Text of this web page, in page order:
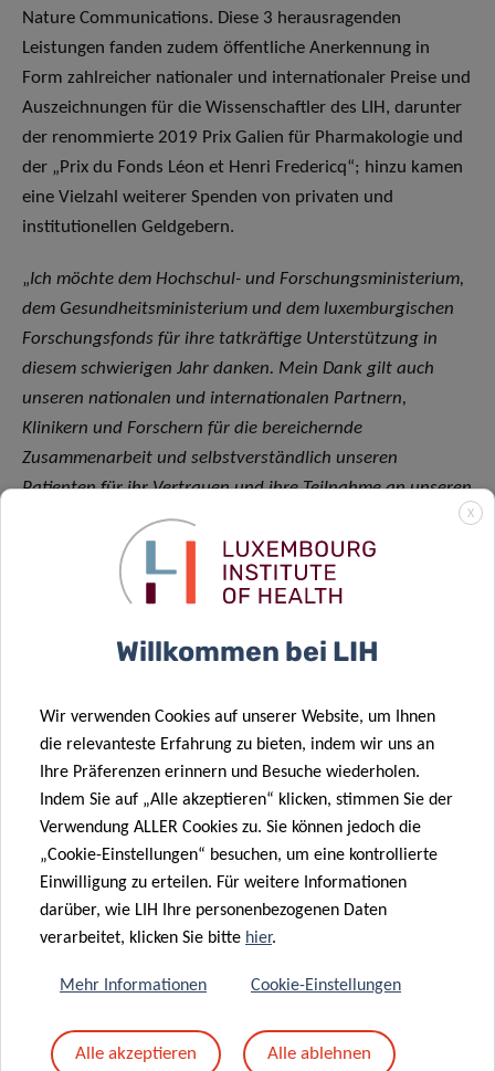
Nature Communications. Diese 3 herausragenden
Leistungen fanden zudem öffentliche Anerkennung in
Form zahlreicher nationaler und internationaler Preise und
Auszeichnungen für die Wissenschaftler des LIH, darunter
der renommierte 2019 Prix Galien für Pharmakologie und
der „Prix du Fonds Léon et Henri Fredericq“; hinzu kamen
eine Vielzahl weiterer Spenden von privaten und
institutionellen Geldgebern.
„Ich möchte dem Hochschul- und Forschungsministerium,
dem Gesundheitsministerium und dem luxemburgischen
Forschungsfonds für ihre tatkräftige Unterstützung in
diesem schwierigen Jahr danken. Mein Dank gilt auch
unseren nationalen und internationalen Partnern,
Klinikern und Forschern für die bereichernde
Zusammenarbeit und selbstverständlich unseren
Patienten für ihr Vertrauen und ihre Teilnahme an unseren
klinischen Studien“, so Prof. Nehrbass.
Obwohl die Pandemie in Wirtschaft und Gesellschaft und
im Gesundheitswesen sehr viel durcheinandergewirbelt
translationales Institut im besten Sinne des Wortes und
sondern auch international unter Beweis stellen konnte.
Es hat damit einen wichtigen Beitrag geleistet, um den
Standort Luxemburg als Innovationstreiber für das
Management von Krankheiten zu stärken. Keine der
genannten Leistungen wäre ohne das leidenschaftliche
Engagement sämtlicher Mitarbeiterinnen und Mitarbeiter
die Leitung des LIH möglich gewesen. Ich möchte deshalb
aussprechen, die hinter der Exzellenz des LIH stehen
Directors des LIH.
X
Willkommen bei LIH
Wir verwenden Cookies auf unserer Website, um Ihnen
die relevanteste Erfahrung zu bieten, indem wir uns an
Ihre Präferenzen erinnern und Besuche wiederholen.
Indem Sie auf „Alle akzeptieren“ klicken, stimmen Sie der
Verwendung ALLER Cookies zu. Sie können jedoch die
„Cookie-Einstellungen“ besuchen, um eine kontrollierte
Einwilligung zu erteilen. Für weitere Informationen
darüber, wie LIH Ihre personenbezogenen Daten
verarbeitet, klicken Sie bitte hier.
Mehr Informationen Cookie-Einstellungen
Alle akzeptieren Alle ablehnen